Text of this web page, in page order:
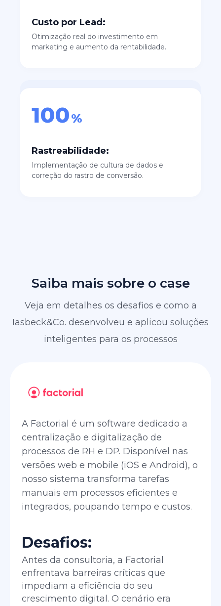
Custo por Lead:
Otimização real do investimento em
marketing e aumento da rentabilidade.
100%
Rastreabilidade:
Implementação de cultura de dados e
correção do rastro de conversão.
Saiba mais sobre o case
Veja em detalhes os desafios e como a
Iasbeck&Co. desenvolveu e aplicou soluções
inteligentes para os processos
A Factorial é um software dedicado a
centralização e digitalização de
processos de RH e DP. Disponível nas
versões web e mobile (iOS e Android), o
nosso sistema transforma tarefas
manuais em processos eficientes e
integrados, poupando tempo e custos.
Desafios:
Antes da consultoria, a Factorial
enfrentava barreiras críticas que
impediam a eficiência do seu
crescimento digital. O cenário era